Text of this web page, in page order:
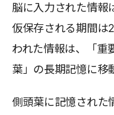
脳に入力された情報
仮保存される期間は
われた情報は、「重
葉」の長期記憶に移
側頭葉に記憶された